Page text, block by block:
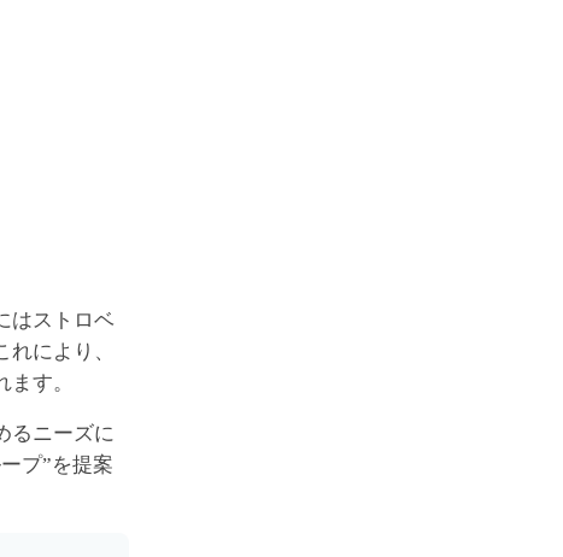
はストロベ
により、
す。
るニーズに
プ”を提案